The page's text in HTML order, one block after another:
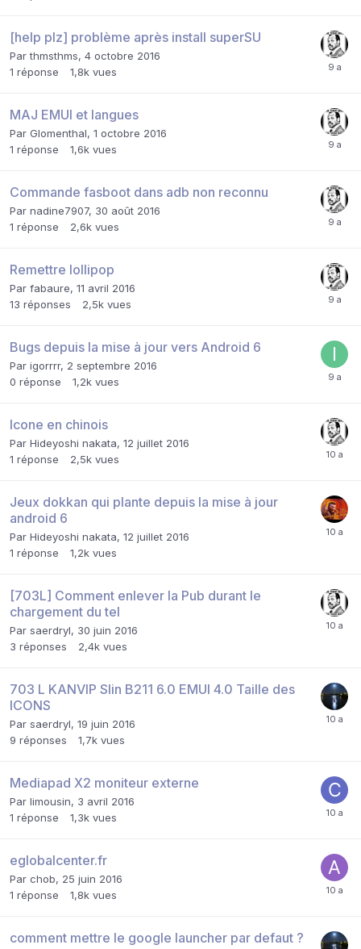
[help plz] problème après install superSU
Parthmsthms, 4 octobre 2016
1 réponse 1,8k vues
MAJ EMUI et langues
Par Glomenthal, 1 octobre 2016
1 réponse 1,6k vues
Commande fasboot dans adb non reconnu
Par nadine7907, 30 août 2016
1 réponse 2,6k vues
Remettre lollipop
Par fabaure, 11 avril 2016
13 réponses 2,5k vues
Bugs depuis la mise à jour vers Android 6
Par igorrrr, 2 septembre 2016
0 réponse 1,2k vues
Icone en chinois
Par Hideyoshi nakata, 12 juillet 2016
1 réponse 2,5k vues
Jeux dokkan qui plante depuis la mise à jour
android 6
Par Hideyoshi nakata, 12 juillet 2016
1 réponse 1,2k vues
[703L] Comment enlever la Pub durant le
chargement du tel
Par saerdryl, 30 juin 2016
3 réponses 2,4k vues
703 L KANVIP Slin B211 6.0 EMUI 4.0 Taille des
ICONS
Par saerdryl, 19 juin 2016
9 réponses 1,7k vues
Mediapad X2 moniteur externe
Par limousin, 3 avril 2016
1 réponse 1,3k vues
eglobalcenter.fr
Par chob, 25 juin 2016
1 réponse 1,8k vues
comment mettre le google launcher par defaut ?